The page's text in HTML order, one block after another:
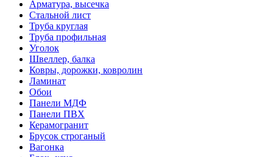
Арматура, высечка
Стальной лист
Труба круглая
Труба профильная
Уголок
Швеллер, балка
Ковры, дорожки, ковролин
Ламинат
Обои
Панели МДФ
Панели ПВХ
Керамогранит
Брусок строганый
Вагонка